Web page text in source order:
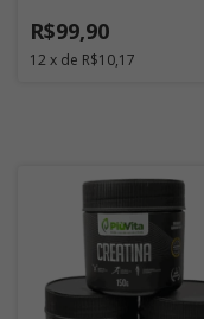
R$99,90
12 x de R$10,17